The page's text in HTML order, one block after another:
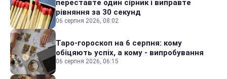
переставте один сірник і виправте
рівняння за 30 секунд
06 серпня 2026, 08:02
Таро-гороскоп на 6 серпня: кому
обіцяють успіх, а кому - випробування
06 серпня 2026, 06:15